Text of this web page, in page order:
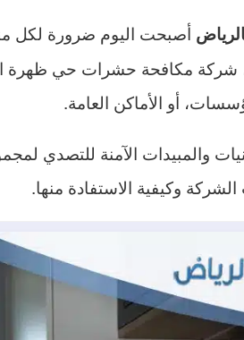
أصبحت اليوم ضرورة لكل
شركة مكافحة حشرات حي ظهرة
أو الأماكن العامة.
والمبيدات الآمنة للتصدي
وكيفية الاستفادة منها.